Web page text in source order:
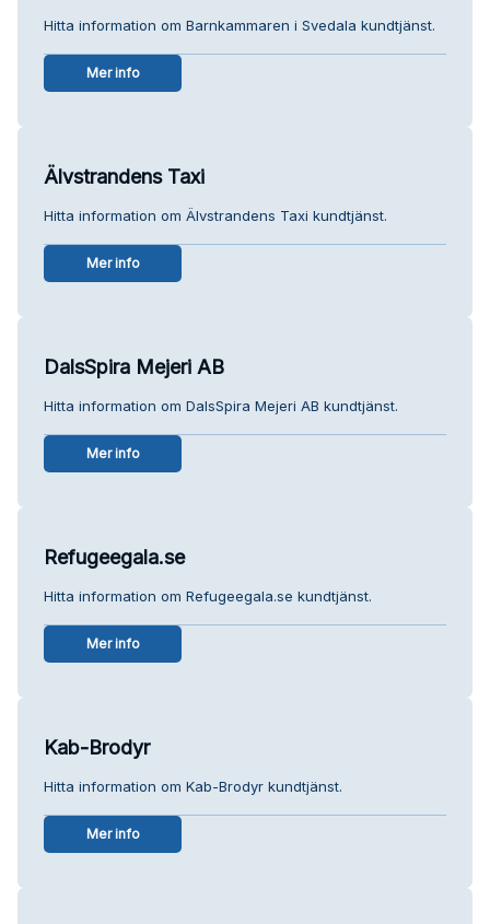
Hitta information om Barnkammaren i Svedala kundtjänst.
Mer info
Älvstrandens Taxi
Hitta information om Älvstrandens Taxi kundtjänst.
Mer info
DalsSpira Mejeri AB
Hitta information om DalsSpira Mejeri AB kundtjänst.
Mer info
Refugeegala.se
Hitta information om Refugeegala.se kundtjänst.
Mer info
Kab-Brodyr
Hitta information om Kab-Brodyr kundtjänst.
Mer info